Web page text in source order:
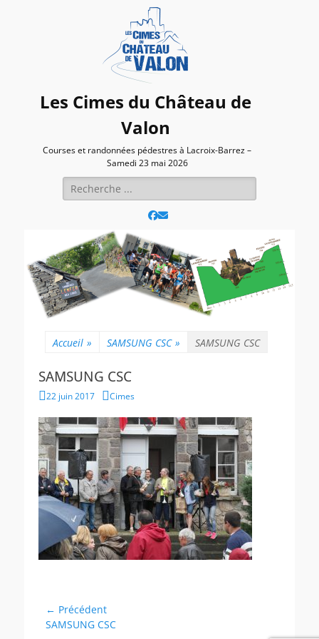
Les Cimes du Château de
Valon
Courses et randonnées pédestres à Lacroix-Barrez –
Samedi 23 mai 2026
Rechercher :
Facebook
E-
Accueil » SAMSUNG CSC » SAMSUNG CSC
SAMSUNG CSC
Posted
22 juin 2017 Author
Cimes
Navigation
de
← Précédent
Article
SAMSUNG CSC